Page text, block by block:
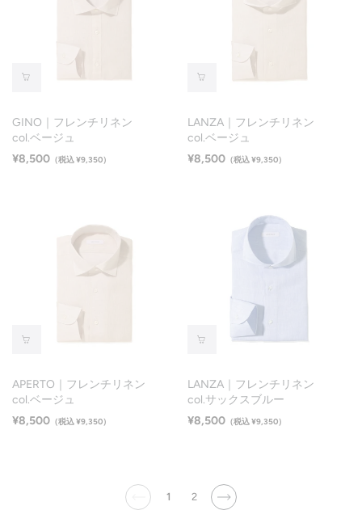
GINO｜フレンチリネン
col.ベージュ
¥8,500 （税込 ¥9,350）
LANZA｜フレンチリネン
col.ベージュ
¥8,500（税込 ¥9,350）
APERTO｜フレンチリネン
col.ベージュ
¥8,500 （税込 ¥9,350）
LANZA｜フレンチリネン
col.サックスブルー
¥8,500（税込 ¥9,350）
1 2